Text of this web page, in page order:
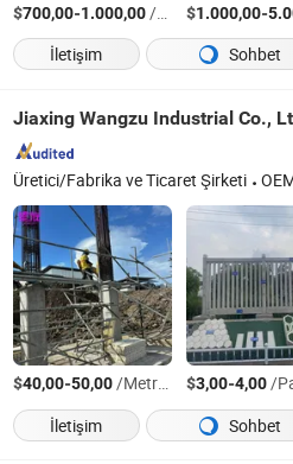
$700,00-1.000,00/Parça $1.000,00-
İletişim
Sohbet
Jiaxing Wangzu Industrial Co.,
Üretici/Fabrika ve Ticaret Şirketi
$40,00-50,00/Metre kare $3,00-4,00/
İletişim
Sohbet